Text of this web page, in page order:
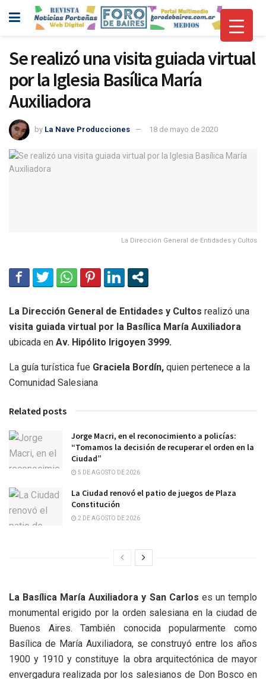
Se realizó una visita guiada virtual
por la Iglesia Basílica María
Auxiliadora
by La Nave Producciones 18 de mayo de 2020
La Dirección General de Entidades y Cultos
La Dirección General de Entidades y Cultos realizó una
visita guiada virtual por la Basílica María Auxiliadora
ubicada en Av. Hipólito Irigoyen 3999.
La guía turística fue Graciela Bordín, quien pertenece a la
Comunidad Salesiana
Related posts
Jorge Macri, en el reconocimiento a policías:
“Tomamos la decisión de recuperar el orden en la
Ciudad”
5 DE AGOSTO DE 2026
La Ciudad renovó el patio de juegos de Plaza
Constitución
2 DE AGOSTO DE 2026
La Basílica María Auxiliadora y San Carlos es un templo
monumental erigido por la orden salesiana en la ciudad de
Buenos Aires. También conocida popularmente como
Basílica de María Auxiliadora, se construyó entre los años
1900 y 1910 y constituye la obra arquitectónica de mayor
envergadura realizada por los salesianos de Don Bosco en